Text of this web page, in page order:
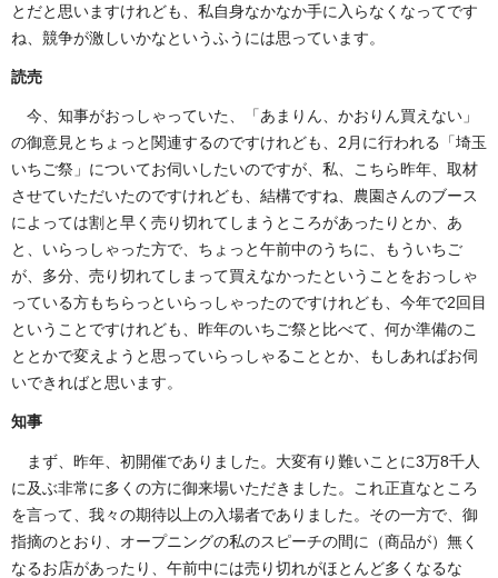
とだと思いますけれども、私自身なかなか手に入らなくなってです
ね、競争が激しいかなというふうには思っています。
読売
今、知事がおっしゃっていた、「あまりん、かおりん買えない」
の御意見とちょっと関連するのですけれども、2月に行われる「埼玉
いちご祭」についてお伺いしたいのですが、私、こちら昨年、取材
させていただいたのですけれども、結構ですね、農園さんのブース
によっては割と早く売り切れてしまうところがあったりとか、あ
と、いらっしゃった方で、ちょっと午前中のうちに、もういちご
が、多分、売り切れてしまって買えなかったということをおっしゃ
っている方もちらっといらっしゃったのですけれども、今年で2回目
ということですけれども、昨年のいちご祭と比べて、何か準備のこ
ととかで変えようと思っていらっしゃることとか、もしあればお伺
いできればと思います。
知事
まず、昨年、初開催でありました。大変有り難いことに3万8千人
に及ぶ非常に多くの方に御来場いただきました。これ正直なところ
を言って、我々の期待以上の入場者でありました。その一方で、御
指摘のとおり、オープニングの私のスピーチの間に（商品が）無く
なるお店があったり、午前中には売り切れがほとんど多くなるな